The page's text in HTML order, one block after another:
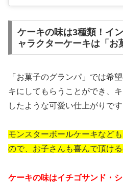
ケーキの味は3種類！イ
ャラクターケーキは「お
「お菓子のグランパ」では希
キにしてもらうことができ、
したような可愛い仕上がりです
モンスターボールケーキなど
ので、お子さんも喜んで頂け
ケーキの味はイチゴサンド・